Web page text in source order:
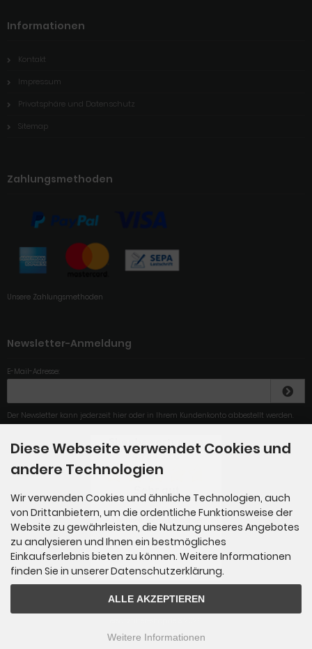
Informationen
Kontakt
Impressum
Privatsphäre und Datenschutz
Sitemap
Zahlungsmethoden
Unsere Zahlungsmethoden
Newsletter-Anmeldung
E-Mail-Adresse:
Der Newsletter kann jederzeit hier oder in Ihrem Kundenkonto abbestellt werden.
4.79/5.00
Die Lieferung kam sehr
L...
Gesamt: 284
Diese Webseite verwendet Cookies und
andere Technologien
Wir verwenden Cookies und ähnliche Technologien, auch
von Drittanbietern, um die ordentliche Funktionsweise der
Website zu gewährleisten, die Nutzung unseres Angebotes
zu analysieren und Ihnen ein bestmögliches
Einkaufserlebnis bieten zu können. Weitere Informationen
finden Sie in unserer Datenschutzerklärung.
ALLE AKZEPTIEREN
Weitere Informationen